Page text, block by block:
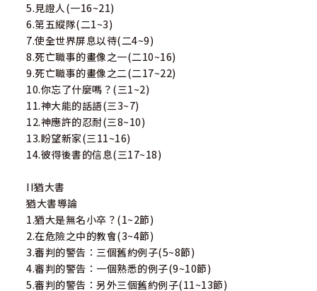
5.見證人(一16~21)
6.第五縱隊(二1~3)
7.使全世界屏息以待(二4~9)
8.死亡職事的畫像之一(二10~16)
9.死亡職事的畫像之二(二17~22)
10.你忘了什麼嗎？(三1~2)
11.神大能的話語(三3~7)
12.神應許的忍耐(三8~10)
13.盼望新家(三11~16)
14.彼得後書的信息(三17~18)
II猶大書
猶大書導論
1.猶大是無名小卒？(1~2節)
2.在危險之中的教會(3~4節)
3.審判的警告：三個舊約例子(5~8節)
4.審判的警告：一個熟悉的例子(9~10節)
5.審判的警告：另外三個舊約例子(11~13節)